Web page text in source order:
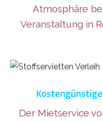
Atmosphäre
Veranstaltung in
Der Mietservice